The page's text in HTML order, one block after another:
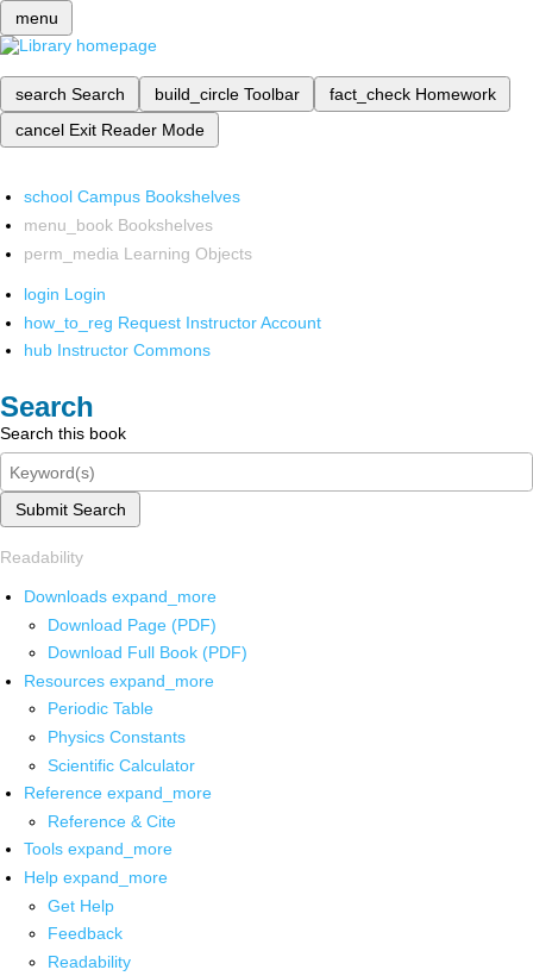
menu
search Search build_circle Toolbar fact_check Homework
cancel Exit Reader Mode
school Campus Bookshelves
menu_book Bookshelves
perm_media Learning Objects
login Login
how_to_reg Request Instructor Account
hub Instructor Commons
Search
Search this book
Submit Search
Readability
Downloads expand_more
Download Page (PDF)
Download Full Book (PDF)
Resources expand_more
Periodic Table
Physics Constants
Scientific Calculator
Reference expand_more
Reference & Cite
Tools expand_more
Help expand_more
Get Help
Feedback
Readability